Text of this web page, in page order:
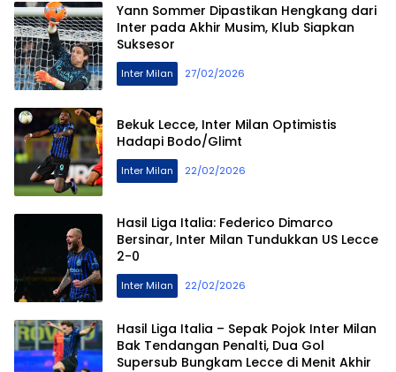
Yann Sommer Dipastikan Hengkang dari
Inter pada Akhir Musim, Klub Siapkan
Suksesor
Inter Milan 27/02/2026
Bekuk Lecce, Inter Milan Optimistis
Hadapi Bodo/Glimt
Inter Milan 22/02/2026
Hasil Liga Italia: Federico Dimarco
Bersinar, Inter Milan Tundukkan US Lecce
2-0
Inter Milan 22/02/2026
Hasil Liga Italia – Sepak Pojok Inter Milan
Bak Tendangan Penalti, Dua Gol
Supersub Bungkam Lecce di Menit Akhir